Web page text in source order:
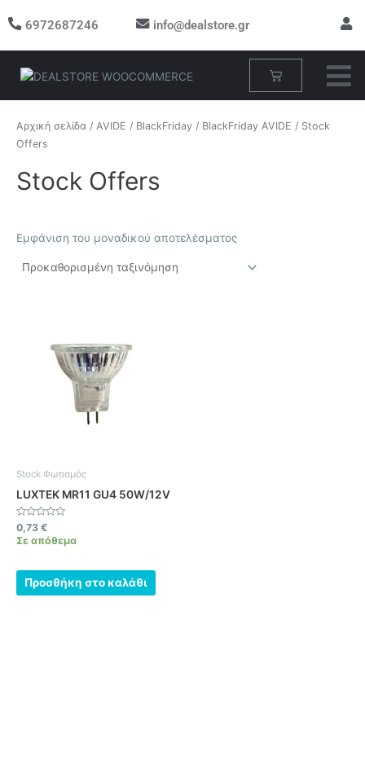
στο 6972687246 info@dealstore.gr
Cart
Αρχική σελίδα / AVIDE / BlackFriday / BlackFriday AVIDE / Stock
Offers
Stock Offers
Εμφάνιση του μοναδικού αποτελέσματος
Stock Φωτισμός
LUXTEK MR11 GU4 50W/12V
Βαθμολογήθηκε
με
0
0,73 €
Σε απόθεμα
Προσθήκη στο καλάθι